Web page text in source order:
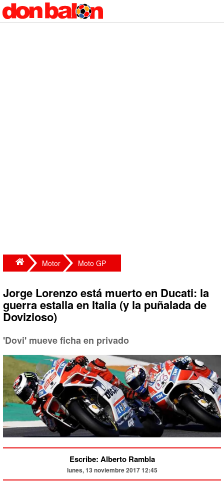
Motor Moto GP
Jorge Lorenzo está muerto en Ducati: la
guerra estalla en Italia (y la puñalada de
Dovizioso)
'Dovi' mueve ficha en privado
Escribe: Alberto Rambla
lunes, 13 noviembre 2017 12:45